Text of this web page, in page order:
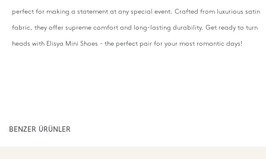
perfect for making a statement at any special event. Crafted from luxurious satin
fabric, they offer supreme comfort and long-lasting durability. Get ready to turn
heads with Elisya Mini Shoes - the perfect pair for your most romantic days!
BENZER ÜRÜNLER